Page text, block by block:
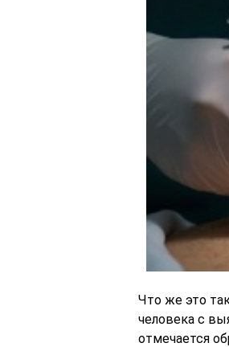
Что же это
человека с
отмечается